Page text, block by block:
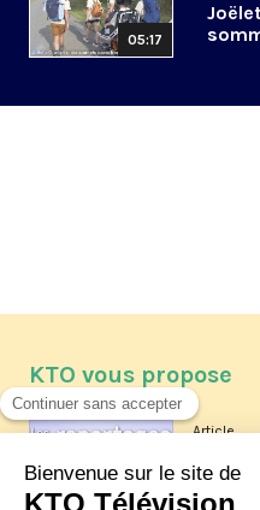
05:17
KTO vous propose
Article
Les